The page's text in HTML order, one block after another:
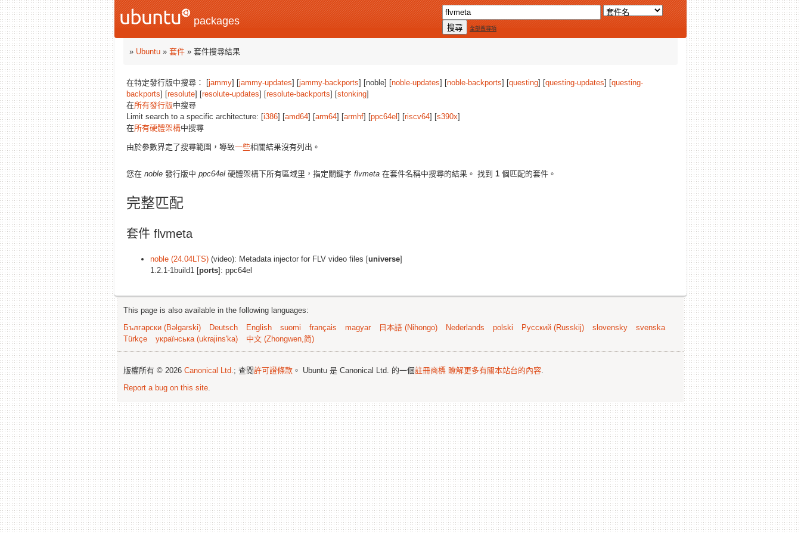
packages
全部搜尋項
» Ubuntu » 套件 » 套件搜尋結果
在特定發行版中搜尋： [jammy] [jammy-updates] [jammy-backports] [noble] [noble-updates] [noble-backports] [questing] [questing-updates] [questing-
backports] [resolute] [resolute-updates] [resolute-backports] [stonking]
在所有發行版中搜尋
Limit search to a specific architecture: [i386] [amd64] [arm64] [armhf] [ppc64el ] [riscv64] [s390x]
在所有硬體架構中搜尋
由於參數界定了搜尋範圍，導致一些相關結果沒有列出。
您在 noble 發行版中 ppc64el 硬體架構下所有區域里，指定關鍵字 flvmeta 在套件名稱中搜尋的結果。 找到 1 個匹配的套件。
完整匹配
套件 flvmeta
noble (24.04LTS) (video): Metadata injector for FLV video files [universe]
1.2.1-1build1 [ports]: ppc64el
This page is also available in the following languages:
Български (Bəlgarski)
Deutsch English suomi français magyar 日本語 (Nihongo) Nederlands polski Русский (Russkij) slovensky
svenska
Türkçe
українська (ukrajins'ka) 中文 (Zhongwen,简)
版權所有 © 2026 Canonical Ltd. ; 查閱許可證條款 。 Ubuntu 是 Canonical Ltd. 的一個註冊商標 瞭解更多有關本站台的內容
Report a bug on this site